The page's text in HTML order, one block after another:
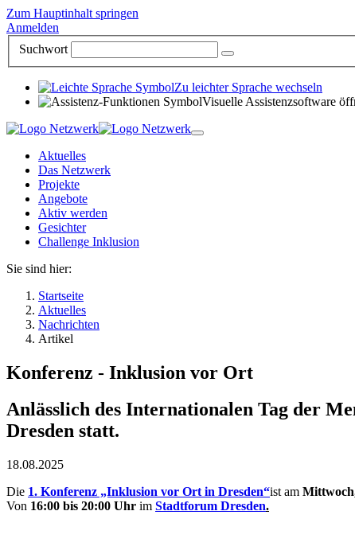
Zum Hauptinhalt springen
Anmelden
Suchwort
Zu leichter Sprache wechseln
Visuelle Assistenzsoftware
Aktuelles
Das Netzwerk
Projekte
Angebote
Aktiv werden
Gesichter
Challenge Inklusion
Sie sind hier:
Startseite
Aktuelles
Nachrichten
Artikel
Konferenz - Inklusion vor Ort
Anlässlich des Internationalen Tag der
Dresden statt.
18.08.2025
Die 1. Konferenz „Inklusion vor Ort in Dresden“ist am
Von 16:00 bis 20:00 Uhr im Stadtforum Dresden.